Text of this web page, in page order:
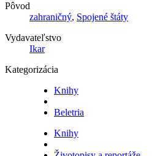
Pôvod
zahraničný, Spojené štáty
Vydavateľstvo
Ikar
Kategorizácia
Knihy
Beletria
Knihy